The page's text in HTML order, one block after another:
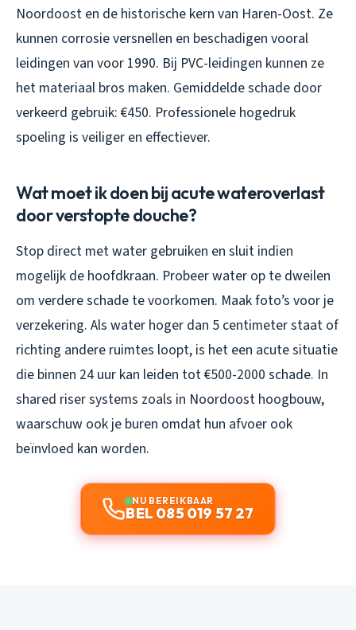
Noordoost en de historische kern van Haren-Oost. Ze
kunnen corrosie versnellen en beschadigen vooral
leidingen van voor 1990. Bij PVC-leidingen kunnen ze
het materiaal bros maken. Gemiddelde schade door
verkeerd gebruik: €450. Professionele hogedruk
spoeling is veiliger en effectiever.
Wat moet ik doen bij acute wateroverlast
door verstopte douche?
Stop direct met water gebruiken en sluit indien
mogelijk de hoofdkraan. Probeer water op te dweilen
om verdere schade te voorkomen. Maak foto’s voor je
verzekering. Als water hoger dan 5 centimeter staat of
richting andere ruimtes loopt, is het een acute situatie
die binnen 24 uur kan leiden tot €500-2000 schade. In
shared riser systems zoals in Noordoost hoogbouw,
waarschuw ook je buren omdat hun afvoer ook
beïnvloed kan worden.
NU BEREIKBAAR
BEL 085 019 57 27